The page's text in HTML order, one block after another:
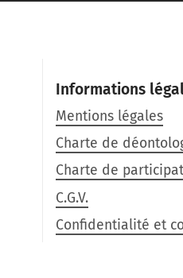
Informations
Mentions légales
Charte de
Charte de
C.G.V.
Confidentialité et